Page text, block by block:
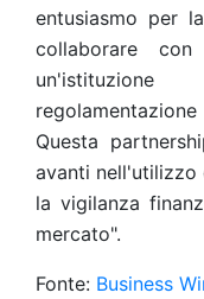
entusiasmo per
collaborare
Questa
avanti
la vigilanza
mercato".
Fonte: Business